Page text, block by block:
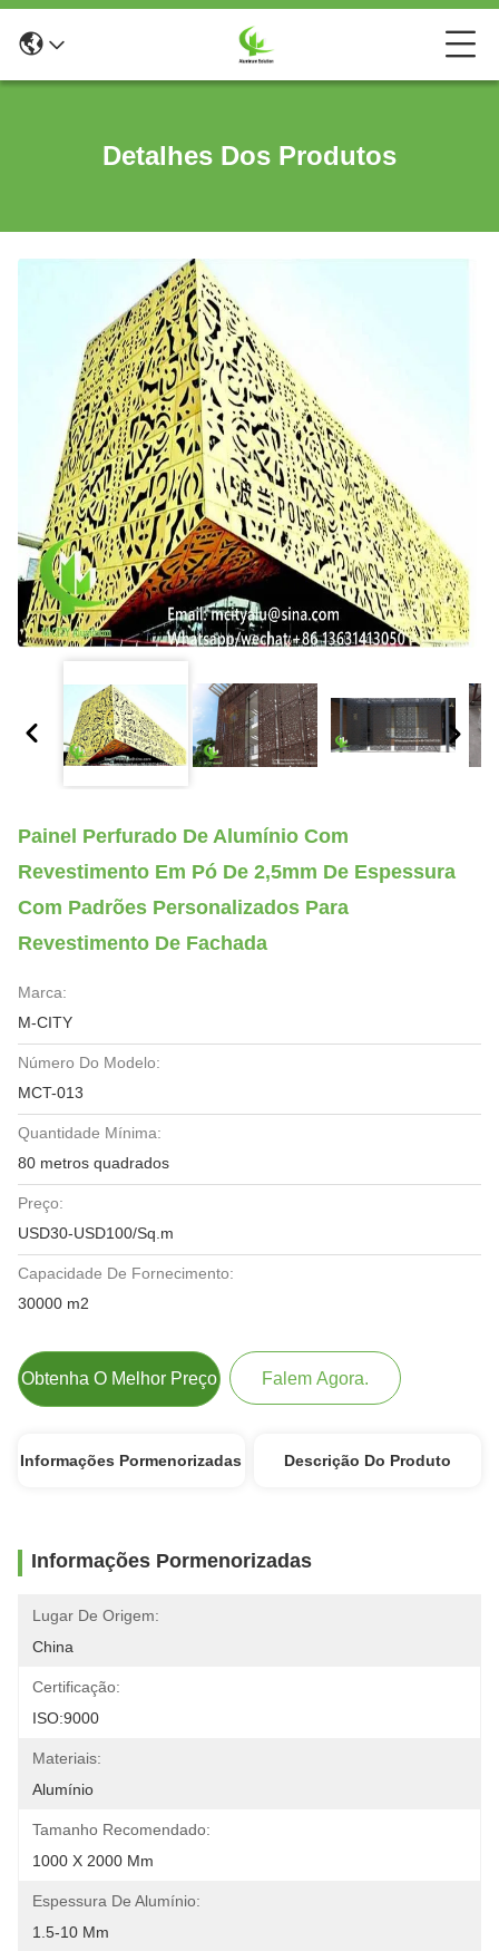
Detalhes Dos Produtos
Painel Perfurado De Alumínio Com
Revestimento Em Pó De 2,5mm De Espessura
Com Padrões Personalizados Para
Revestimento De Fachada
Marca:
M-CITY
Número Do Modelo:
MCT-013
Quantidade Mínima:
80 metros quadrados
Preço:
USD30-USD100/Sq.m
Capacidade De Fornecimento:
30000 m2
Obtenha O Melhor Preço Falem Agora.
Informações Pormenorizadas Descrição Do Produto
Informações Pormenorizadas
Lugar De Origem:
China
Certificação:
ISO:9000
Materiais:
Alumínio
Tamanho Recomendado:
1000 X 2000 Mm
Espessura De Alumínio:
1.5-10 Mm